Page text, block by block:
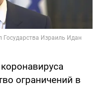
ограничений в